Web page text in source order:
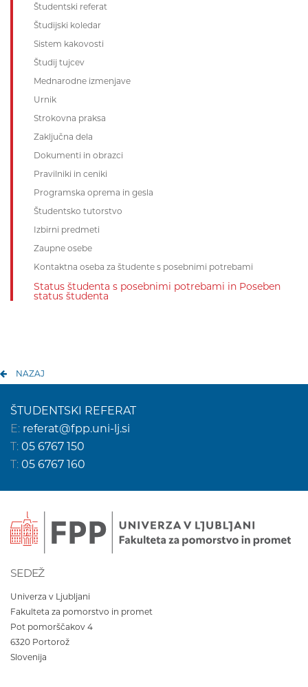
Študentski referat
Študijski koledar
Sistem kakovosti
Študij tujcev
Mednarodne izmenjave
Urnik
Strokovna praksa
Zaključna dela
Dokumenti in obrazci
Pravilniki in ceniki
Programska oprema in gesla
Študentsko tutorstvo
Izbirni predmeti
Zaupne osebe
Kontaktna oseba za študente s posebnimi potrebami
Status študenta s posebnimi potrebami in Poseben
status študenta
NAZAJ
ŠTUDENTSKI REFERAT
E: referat@fpp.uni-lj.si
T: 05 6767 150
T: 05 6767 160
SEDEŽ
Univerza v Ljubljani
Fakulteta za pomorstvo in promet
Pot pomorščakov 4
6320 Portorož
Slovenija